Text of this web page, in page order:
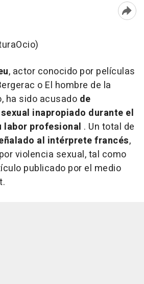
, actor conocido por películas
o El hombre de la
ha sido acusado de
inapropiado durante el
labor profesional . Un total de
al intérprete francés,
violencia sexual, tal como
publicado por el medio